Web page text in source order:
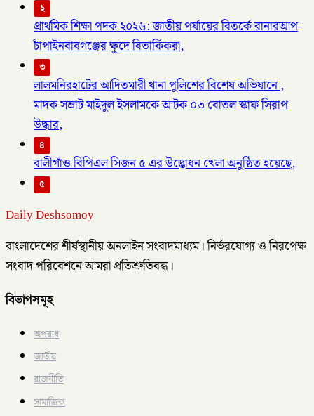
২
প্রাথমিক শিক্ষা পদক ২০২৬: জাতীয় পর্যায়ের বিতর্কে রানারআপ
চাঁপাইনবাবগঞ্জের ক্ষুদে বিতার্কিকরা,
৩
লালমনিরহাটের আদিতমারী থানা পুলিশের বিশেষ অভিযানে ,
মাদক সম্রাট মাইদুল ইসলামকে আটক ০৩ বোতল স্কাফ সিরাপ
উদ্ধার,
৪
বালীগাঁও বিপিএল সিজন ৫ এর উদ্ভোধন খেলা অনুষ্ঠিত হয়েছে,
৫
Daily Deshsomoy
বাংলাদেশের শীর্ষস্থানীয় অনলাইন সংবাদমাধ্যম। নির্ভরযোগ্য ও নিরপেক্ষ
সংবাদ পরিবেশনে আমরা প্রতিশ্রুতিবদ্ধ।
বিভাগসমূহ
অপরাধ
জাতীয়
রাজনীতি
সামাজিক